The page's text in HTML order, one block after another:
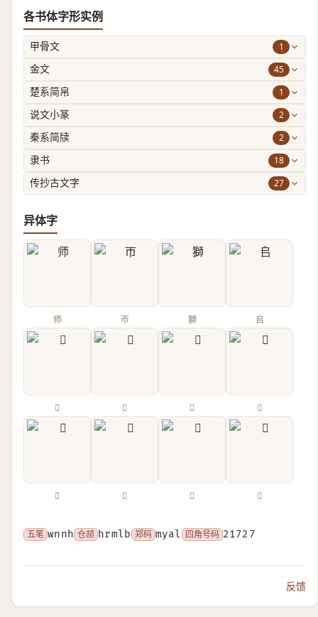
各书体字形实例
甲骨文 1
金文 45
楚系简帛 1
说文小篆 2
秦系简牍 2
隶书 18
传抄古文字 27
异体字
师 帀 獅 𠂤
𠦵 𠵀 𢂖 𢃋
𨸲 𨸴 𩇱 𱀃
五笔 wnnh 仓颉 hrmlb 郑码 myal 四角号码 21727
反馈